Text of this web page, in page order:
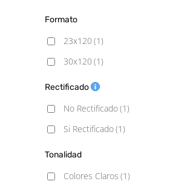
Formato
23x120 (1)
30x120 (1)
Rectificado
No Rectificado(1)
Si Rectificado(1)
Tonalidad
Colores Claros (1)